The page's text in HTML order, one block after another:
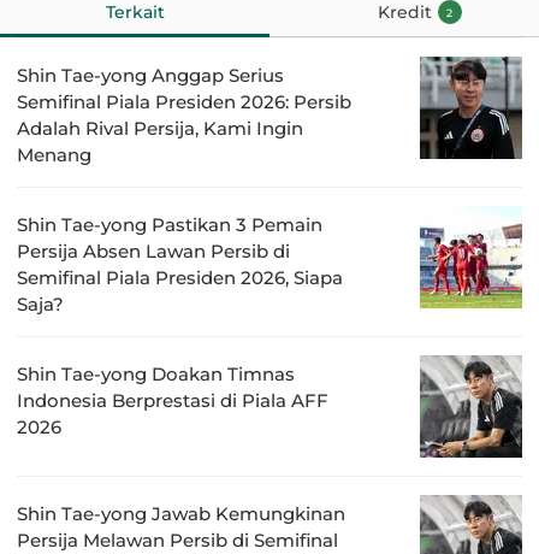
Terkait Kredit 2
Shin Tae-yong Anggap Serius
Semifinal Piala Presiden 2026: Persib
Adalah Rival Persija, Kami Ingin
Menang
Shin Tae-yong Pastikan 3 Pemain
Persija Absen Lawan Persib di
Semifinal Piala Presiden 2026, Siapa
Saja?
Shin Tae-yong Doakan Timnas
Indonesia Berprestasi di Piala AFF
2026
Shin Tae-yong Jawab Kemungkinan
Persija Melawan Persib di Semifinal